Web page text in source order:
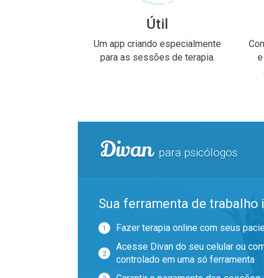
Útil
Um app criando especialmente
para as sessões de terapia.
para psicólogos
Sua ferramenta de trabalho
Fazer terapia online com seus
Acesse Divan do seu celular ou
controlado em uma só ferramenta